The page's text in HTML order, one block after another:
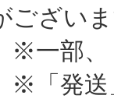
ございま
部、「
発送」